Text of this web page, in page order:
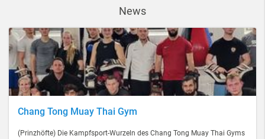
News
Chang Tong Muay Thai Gym
(Prinzhöfte) Die Kampfsport-Wurzeln des Chang Tong Muay Thai Gyms